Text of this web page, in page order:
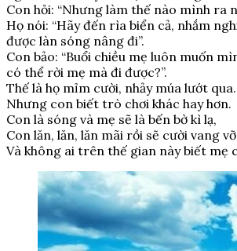
Con hỏi: “Nhưng làm thế nào mình ra
Họ nói: “Hãy đến rìa biển cả, nhắm
được làn sóng nâng đi”.
Con bảo: “Buổi chiều mẹ luôn muốn
có thể rời mẹ mà đi được?”.
Thế là họ mỉm cười, nhảy múa lướt qua.
Nhưng con biết trò chơi khác hay hơn.
Con là sóng và mẹ sẽ là bến bờ kì lạ,
Con lăn, lăn, lăn mãi rồi sẽ cười vang
Và không ai trên thế gian này biết mẹ